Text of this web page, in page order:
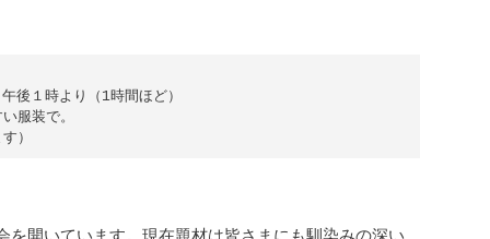
１時より（1時間ほど）
服装で。
を開いています。現在題材は皆さまにも馴染みの深い